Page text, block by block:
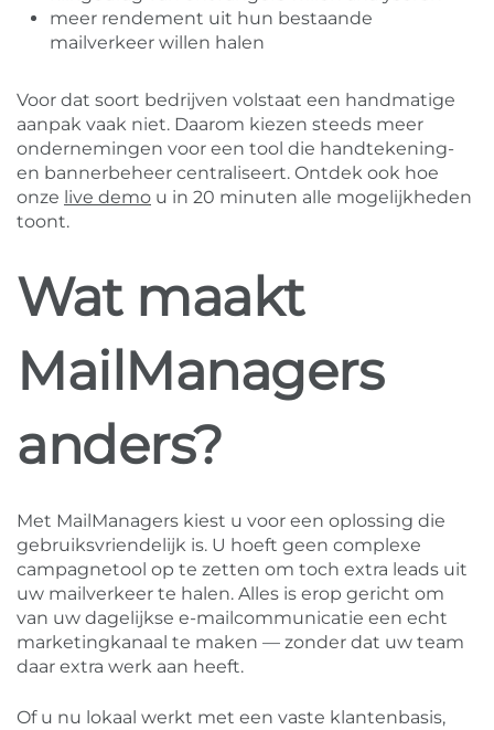
meer rendement uit hun bestaande
mailverkeer willen halen
Voor dat soort bedrijven volstaat een handmatige
aanpak vaak niet. Daarom kiezen steeds meer
ondernemingen voor een tool die handtekening-
en bannerbeheer centraliseert. Ontdek ook hoe
onze live demo u in 20 minuten alle mogelijkheden
toont.
Wat maakt
MailManagers
anders?
Met MailManagers kiest u voor een oplossing die
gebruiksvriendelijk is. U hoeft geen complexe
campagnetool op te zetten om toch extra leads uit
uw mailverkeer te halen. Alles is erop gericht om
van uw dagelijkse e-mailcommunicatie een echt
marketingkanaal te maken — zonder dat uw team
daar extra werk aan heeft.
Of u nu lokaal werkt met een vaste klantenbasis,